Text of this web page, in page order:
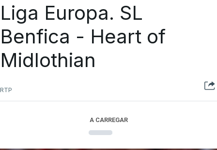
Liga Europa. SL
Benfica - Heart of
Midlothian
RTP
A CARREGAR